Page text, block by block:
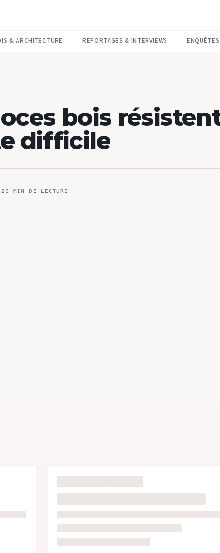
& ARCHITECTURE REPORTAGES & INTERVIEWS
bois
difficile
26 MIN DE LECTURE